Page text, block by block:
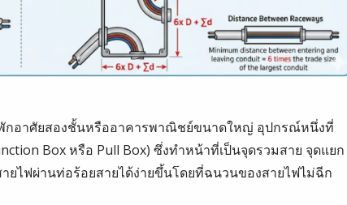
พักอาศัยสองชั้นหรืออาคารพาณิชย์ขนาดใหญ่ อุปกรณ์หนึ่งที่
Box หรือ Pull Box) ซึ่งทำหน้าที่เป็นจุดรวมสาย จุดแยก
ยไฟผ่านท่อร้อยสายได้ง่ายขึ้นโดยที่ฉนวนของสายไฟไม่ฉีก